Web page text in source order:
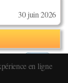
30 juin 2026
en ligne